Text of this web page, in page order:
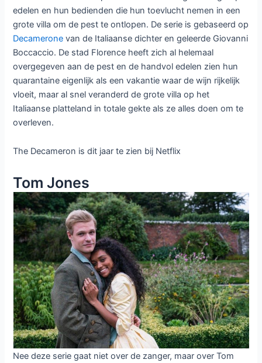
edelen en hun bedienden die hun toevlucht nemen in een
grote villa om de pest te ontlopen. De serie is gebaseerd op
Decameronevan de Italiaanse dichter en geleerde Giovanni
Boccaccio. De stad Florence heeft zich al helemaal
overgegeven aan de pest en de handvol edelen zien hun
quarantaine eigenlijk als een vakantie waar de wijn rijkelijk
vloeit, maar al snel veranderd de grote villa op het
Italiaanse platteland in totale gekte als ze alles doen om te
overleven.
The Decameron is dit jaar te zien bij Netflix
Tom Jones
Nee deze serie gaat niet over de zanger, maar over Tom